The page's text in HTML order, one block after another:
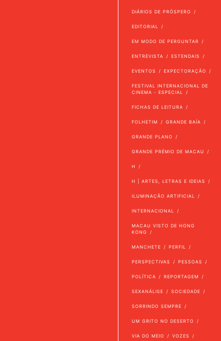
DIÁRIOS DE PRÓSPERO
EDITORIAL
EM MODO DE PERGUNTAR
ENTREVISTA ESTENDAIS
EVENTOS EXPECTORAÇÃO
FESTIVAL INTERNACIONAL DE
CINEMA - ESPECIAL
FICHAS DE LEITURA
FOLHETIM GRANDE BAÍA
GRANDE PLANO
GRANDE PRÉMIO DE MACAU
H
H | ARTES, LETRAS E IDEIAS
ILUMINAÇÃO ARTIFICIAL
INTERNACIONAL
MACAU VISTO DE HONG
KONG
MANCHETE PERFIL
PERSPECTIVAS PESSOAS
POLÍTICA REPORTAGEM
SEXANÁLISE SOCIEDADE
SORRINDO SEMPRE
UM GRITO NO DESERTO
VIA DO MEIO VOZES